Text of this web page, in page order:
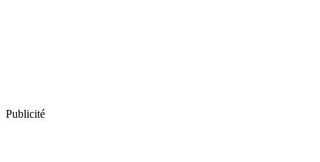
Publicité